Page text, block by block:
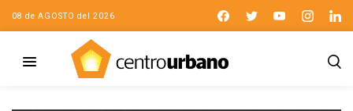
08 de AGOSTO del 2026